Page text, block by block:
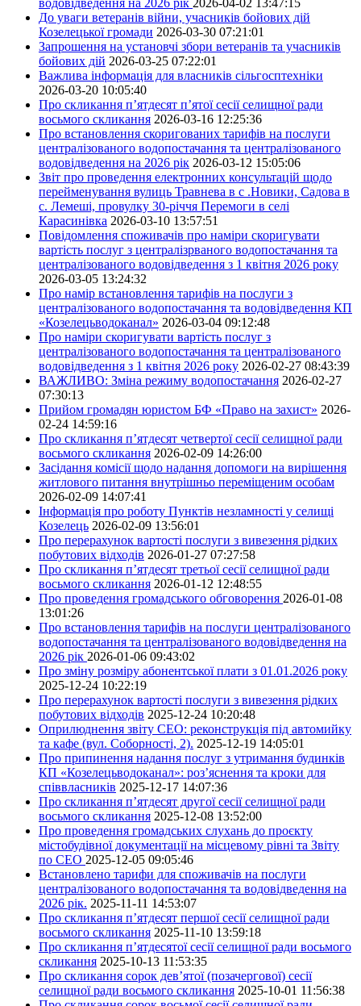
До уваги ветеранів війни, учасників бойових дій
Козелецької громади 2026-03-30 07:21:01
Запрошення на установчі збори ветеранів та учасників
бойових дій 2026-03-25 07:22:01
Важлива інформація для власників сільгосптехніки
2026-03-20 10:05:40
Про скликання п’ятдесят п’ятої сесії селищної ради
восьмого скликання 2026-03-16 12:25:36
Про встановлення скоригованих тарифів на послуги
централізованого водопостачання та централізованого
водовідведення на 2026 рік 2026-03-12 15:05:06
Звіт про проведення електронних консультацій щодо
перейменування вулиць Травнева в с .Новики, Садова в
с. Лемеші, провулку 30-річчя Перемоги в селі
Карасинівка 2026-03-10 13:57:51
Повідомлення споживачів про наміри скоригувати
вартість послуг з централізрваного водопостачання та
централізованого водовідведення з 1 квітня 2026 року
2026-03-05 13:24:32
Про намір встановлення тарифів на послуги з
централізованого водопостачання та водовідведення КП
«Козелецьводоканал» 2026-03-04 09:12:48
Про наміри скоригувати вартість послуг з
централізованого водопостачання та централізованого
водовідведення з 1 квітня 2026 року 2026-02-27 08:43:39
ВАЖЛИВО: Зміна режиму водопостачання 2026-02-27
07:30:13
Прийом громадян юристом БФ «Право на захист» 2026-
02-24 14:59:16
Про скликання п’ятдесят четвертої сесії селищної ради
восьмого скликання 2026-02-09 14:26:00
Засідання комісії щодо надання допомоги на вирішення
житлового питання внутрішньо переміщеним особам
2026-02-09 14:07:41
Інформація про роботу Пунктів незламності у селищі
Козелець 2026-02-09 13:56:01
Про перерахунок вартості послуги з вивезення рідких
побутових відходів 2026-01-27 07:27:58
Про скликання п’ятдесят третьої сесії селищної ради
восьмого скликання 2026-01-12 12:48:55
Про проведення громадського обговорення 2026-01-08
13:01:26
Про встановлення тарифів на послуги централізованого
водопостачання та централізованого водовідведення на
2026 рік 2026-01-06 09:43:02
Про зміну розміру абонентської плати з 01.01.2026 року
2025-12-24 10:22:19
Про перерахунок вартості послуги з вивезення рідких
побутових відходів 2025-12-24 10:20:48
Оприлюднення звіту СЕО: реконструкція під автомийку
та кафе (вул. Соборності, 2). 2025-12-19 14:05:01
Про припинення надання послуг з утримання будинків
КП «Козелецьводоканал»: роз’яснення та кроки для
співвласників 2025-12-17 14:07:36
Про скликання п’ятдесят другої сесії селищної ради
восьмого скликання 2025-12-08 13:52:00
Про проведення громадських слухань до проєкту
містобудівної документації на місцевому рівні та Звіту
по СЕО 2025-12-05 09:05:46
Встановлено тарифи для споживачів на послуги
централізованого водопостачання та водовідведення на
2026 рік. 2025-11-11 14:53:07
Про скликання п’ятдесят першої сесії селищної ради
восьмого скликання 2025-11-10 13:59:18
Про скликання п’ятдесятої сесії селищної ради восьмого
скликання 2025-10-13 11:53:35
Про скликання сорок дев’ятої (позачергової) сесії
селищної ради восьмого скликання 2025-10-01 11:56:38